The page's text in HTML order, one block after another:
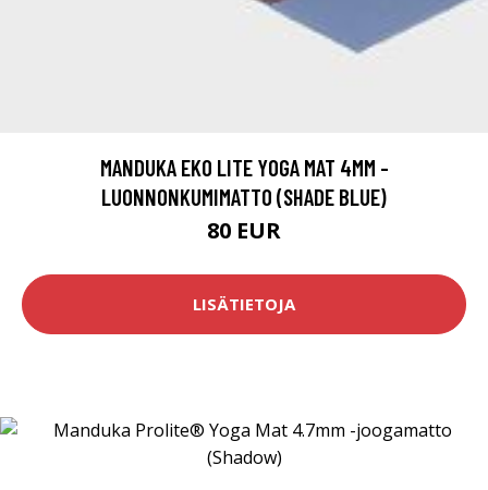
MANDUKA EKO LITE YOGA MAT 4MM -
LUONNONKUMIMATTO (SHADE BLUE)
80 EUR
LISÄTIETOJA